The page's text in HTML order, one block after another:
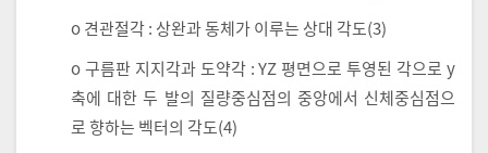
o 견관절각 : 상완과 동체가 이루는 상대 각도(3)
o 구름판 지지각과 도약각 : YZ 평면으로 투영된 각으로 y
축에 대한 두 발의 질량중심점의 중앙에서 신체중심점으
로 향하는 벡터의 각도(4)